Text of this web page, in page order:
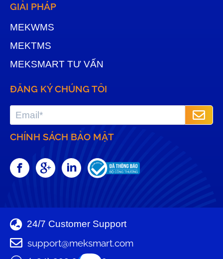
GIẢI PHÁP
MEKWMS
MEKTMS
MEKSMART TƯ VẤN
ĐĂNG KÝ CHÚNG TÔI
CHÍNH SÁCH BẢO MẬT
24/7 Customer Support
support@meksmart.com